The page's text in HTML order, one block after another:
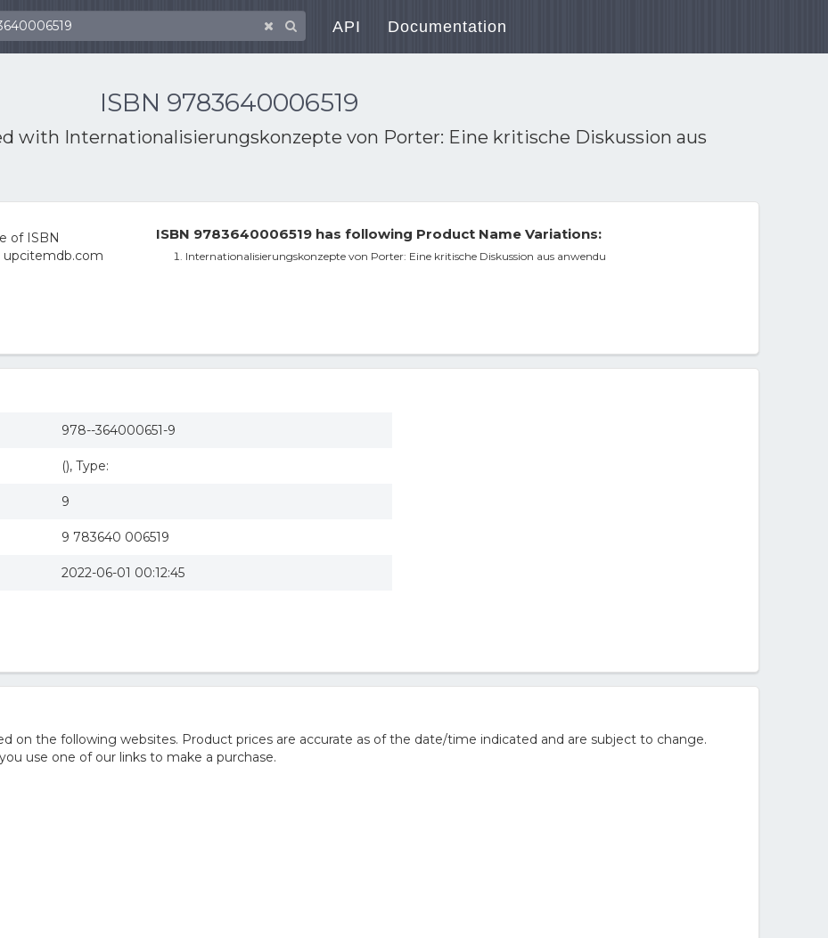
API Documentation
ISBN 9783640006519
with Internationalisierungskonzepte von Porter: Eine kritische Diskussion aus
ISBN 9783640006519 has following Product Name Variations:
Internationalisierungskonzepte von Porter: Eine kritische Diskussion aus anwendu
978--364000651-9
(), Type:
9
9 783640 006519
2022-06-01 00:12:45
on the following websites. Product prices are accurate as of the date/time indicated and are subject to change.
use one of our links to make a purchase.